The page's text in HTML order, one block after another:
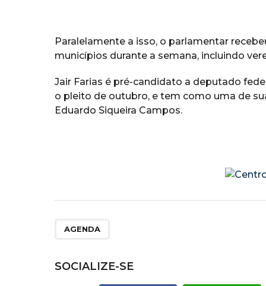
Paralelamente a isso, o parlamentar
municípios durante a semana, incluindo
Jair Farias é pré-candidato a deputado
o pleito de outubro, e tem como uma de
Eduardo Siqueira Campos.
AGENDA
SOCIALIZE-SE